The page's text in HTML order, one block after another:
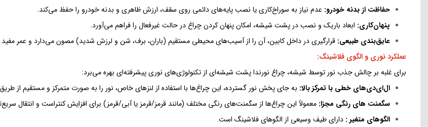
حفاظت از بدنه خودرو: عدم نیاز به سوراخ‌کاری یا نصب پایه‌های دائمی روی سقف، ارزش ظاهری و بدنه خودرو را حفظ می‌کند.
پنهان‌کاری: ابعاد باریک و نصب در پشت شیشه، امکان پنهان کردن چراغ در حالت غیرفعال را فراهم می‌آورد.
عایق‌بندی طبیعی: قرارگیری در داخل کابین، آن را از آسیب‌های محیطی مستقیم (باران، برف، شن و لرزش شدید) مصون می‌دارد و عمر
عملکرد نوری و الگوی فلاشینگ:
برای غلبه بر چالش جذب نور توسط شیشه، چراغ نورندا پشت شیشه‌ای از تکنولوژی‌های نوری پیشرفته‌ای بهره می‌برد:
ال‌ای‌دی‌های خطی با تمرکز بالا: به جای پخش نور گسترده، این چراغ‌ها با استفاده از لنزهای خاص، نور را به صورت متمرکز و مستقیم از
سگمنت ‌های رنگی مجزا: معمولاً این چراغ‌ها از سگمنت‌های رنگی مختلف (مانند قرمز/قرمز یا آبی/قرمز) برای افزایش کنتراست و انتقال
الگوهای متغیر : دارای طیف وسیعی از الگوهای فلاشینگ است.